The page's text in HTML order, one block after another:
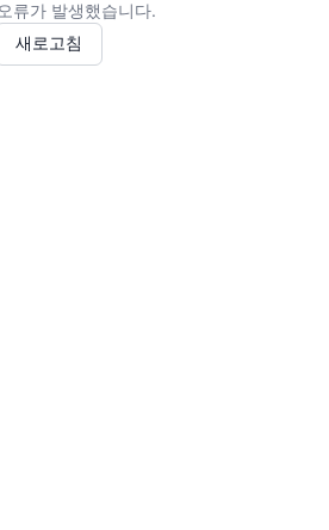
류가 발생했습니다.
새로고침